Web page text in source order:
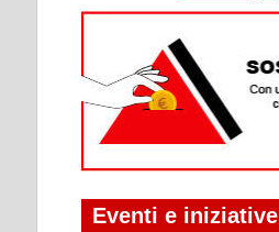
Eventi e iniziative